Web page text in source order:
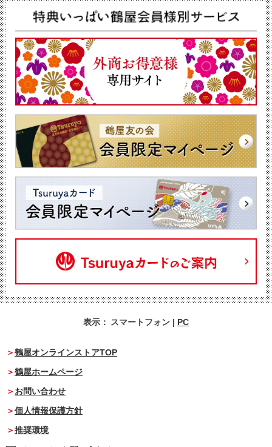
表示： スマートフォン | PC
鶴屋オンラインストアTOP
鶴屋ホームページ
お問い合わせ
個人情報保護方針
推奨環境